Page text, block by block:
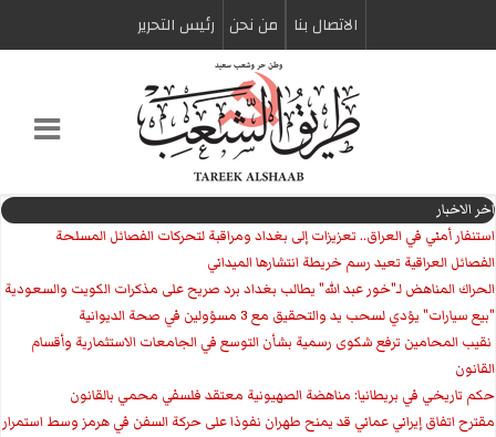
الاتصال بنا من نحن رئیس التحریر
اخر الاخبار
استنفار أمني في العراق.. تعزيزات إلى بغداد ومراقبة لتحركات الفصائل المسلحة
الفصائل العراقية تعيد رسم خريطة انتشارها الميداني
الحراك المناهض لـ"خور عبد الله" يطالب بغداد برد صريح على مذكرات الكويت والسعودية
"بيع سيارات" يؤدي لسحب يد والتحقيق مع 3 مسؤولين في صحة الديوانية
‏ نقيب المحامين ترفع شكوى رسمية بشأن التوسع في الجامعات الاستثمارية وأقسام
القانون
حكم تاريخي في بريطانيا: مناهضة الصهيونية معتقد فلسفي محمي بالقانون
مقترح اتفاق إيراني عماني قد يمنح طهران نفوذا على حركة السفن في هرمز وسط استمرار